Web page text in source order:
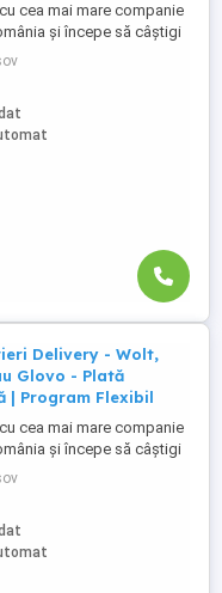
cea mai mare companie
și începe să câștigi
18 ani Mijloc de
(mașină, scuter,
bicicletă) Telefon mobil
- Ce oferim: Plată
întârzieri Bonusuri
Delivery - Wolt,
Glovo - Plată
| Program Flexibil
cea mai mare companie
și începe să câștigi
18 ani Mijloc de
(mașină, scuter,
bicicletă) Telefon mobil
- Ce oferim: Plată
întârzieri Bonusuri